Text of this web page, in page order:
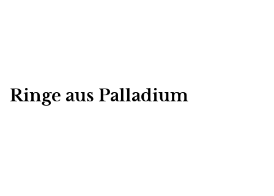
Ringe aus Palladium